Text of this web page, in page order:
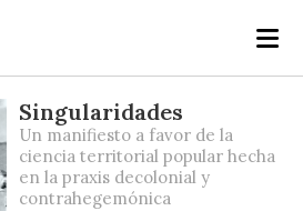
Singularidades
Un manifiesto a favor de la
ciencia territorial popular hecha
en la praxis decolonial y
contrahegemónica